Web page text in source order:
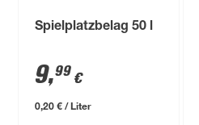
Spielplatzbelag 50 l
9,99 €
0,20 € / Liter